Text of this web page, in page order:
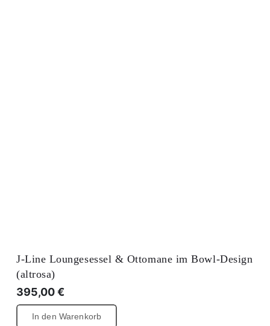
J-Line Loungesessel & Ottomane im Bowl-Design
(altrosa)
395,00€
In den Warenkorb